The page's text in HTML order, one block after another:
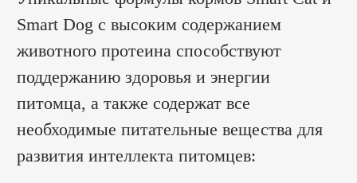
Smart Dog с высоким содержанием
животного протеина способствуют
поддержанию здоровья и энергии
питомца, а также содержат все
необходимые питательные вещества для
развития интеллекта питомцев: